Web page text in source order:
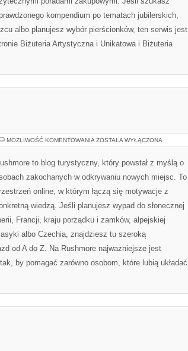
kompendium po tematach jubilerskich,
albo planujesz wybór pierścionków, ten serwis jest
Biżuteria Artystyczna i Unikatowa i Biżuteria
MOŻLIWOŚĆ KOMENTOWANIA SZWECJA
ZOSTAŁA WYŁĄCZONA
to blog turystyczny, który powstał z myślą o
zakochanych w odkrywaniu nowych miejsc. To
online, w którym łączą się motywacje z
wiedzą. Jeśli planujesz wypad do słonecznej
Francji, kraju porządku i zamków, alpejskiej
albo Czechia, znajdziesz tu szeroką
od A do Z. Na Rushmore najważniejsze jest
by pomagać zarówno osobom, które lubią układać